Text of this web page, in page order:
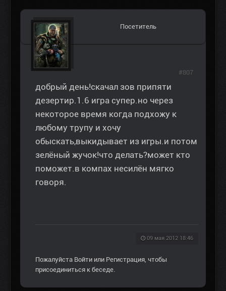
Посетитель
добрый день!скачал зов припяти
дезертир.1.6 игра супер.но через
некоторое время когда подхожу к
любому трупу и хочу
обыскать,выкидывает из игры.и потом
зелёный жучок!что делать?может кто
поможет.в компах несилён мягко
говоря.
09 мая 2012 18:46
#807
Пожалуйста Войти или Регистрация , чтобы
присоединиться к беседе.